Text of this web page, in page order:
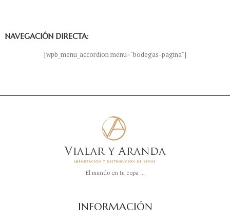
NAVEGACIÓN DIRECTA:
[wpb_menu_accordion menu="bodegas-pagina"]
El mundo en tu copa ...
INFORMACIÓN